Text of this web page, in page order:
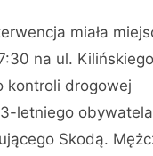
miała
na ul.
kontroli drogowej
letniego obywatela
Skodą.